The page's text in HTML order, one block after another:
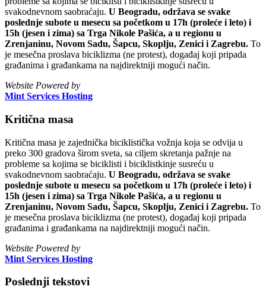
svakodnevnom saobraćaju. U Beogradu, održava se svake
poslednje subote u mesecu sa početkom u 17h (proleće i leto) i
15h (jesen i zima) sa Trga Nikole Pašića, a u regionu u
Zrenjaninu, Novom Sadu, Šapcu, Skoplju, Zenici i Zagrebu. To
je mesečna proslava biciklizma (ne protest), događaj koji pripada
građanima i građankama na najdirektniji mogući način.
Website Powered by
Mint Services Hosting
Kritična masa
Kritična masa je zajednička biciklistička vožnja koja se odvija u
preko 300 gradova širom sveta, sa ciljem skretanja pažnje na
probleme sa kojima se biciklisti i biciklistkinje susreću u
svakodnevnom saobraćaju. U Beogradu, održava se svake
poslednje subote u mesecu sa početkom u 17h (proleće i leto) i
15h (jesen i zima) sa Trga Nikole Pašića, a u regionu u
Zrenjaninu, Novom Sadu, Šapcu, Skoplju, Zenici i Zagrebu. To
je mesečna proslava biciklizma (ne protest), događaj koji pripada
građanima i građankama na najdirektniji mogući način.
Website Powered by
Mint Services Hosting
Poslednji tekstovi